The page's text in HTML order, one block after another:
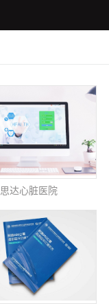
思达心脏医院